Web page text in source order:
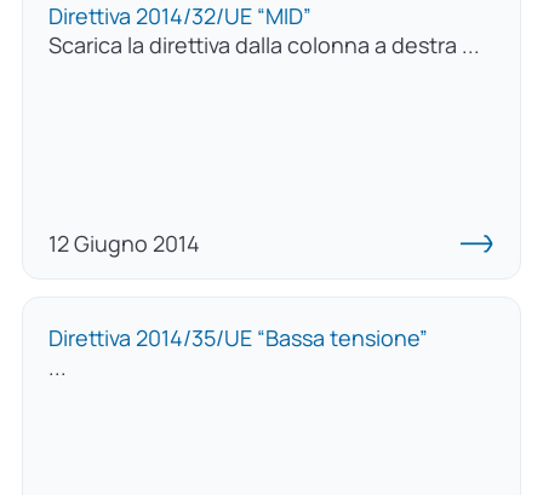
Direttiva 2014/32/UE “MID”
Scarica la direttiva dalla colonna a destra ...
12 Giugno 2014
Direttiva 2014/35/UE “Bassa tensione”
...